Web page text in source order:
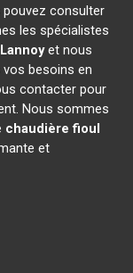
consulter
les spécialistes
et nous
besoins en
contacter pour
Nous sommes
chaudière fioul
et